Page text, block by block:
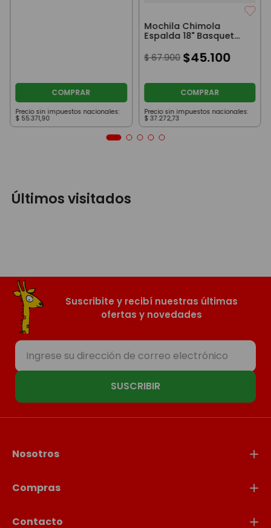
COMPRAR
Precio sin impuestos nacionales:
$ 55.371,90
Mochila Chimola
Espalda 18" Basquet
Gris Y Naranja
$ 67.900 $45.100
COMPRAR
Precio sin impuestos nacionales:
$ 37.272,73
Últimos visitados
Suscribite y recibí nuestras últimas
ofertas y novedades
SUSCRIBIR
Nosotros
Compras
Contacto